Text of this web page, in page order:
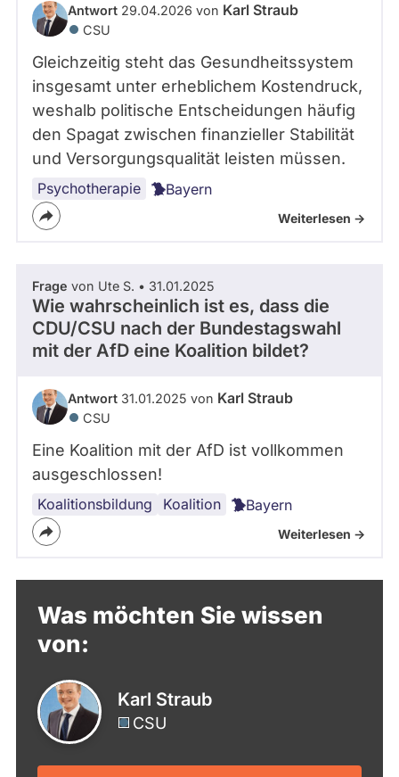
Antwort 29.04.2026 von Karl Straub
CSU
Gleichzeitig steht das Gesundheitssystem
insgesamt unter erheblichem Kostendruck,
weshalb politische Entscheidungen häufig
den Spagat zwischen finanzieller Stabilität
und Versorgungsqualität leisten müssen.
Psychotherapie Bayern
Weiterlesen ->
Frage von Ute S. • 31.01.2025
Wie wahrscheinlich ist es, dass die
CDU/CSU nach der Bundestagswahl
mit der AfD eine Koalition bildet?
Antwort 31.01.2025 von Karl Straub
CSU
Eine Koalition mit der AfD ist vollkommen
ausgeschlossen!
Koalitionsbildung Koalition
Union
AfD
Regierungsbildung Bayern
Weiterlesen ->
Was möchten Sie wissen
von:
Karl Straub
CSU